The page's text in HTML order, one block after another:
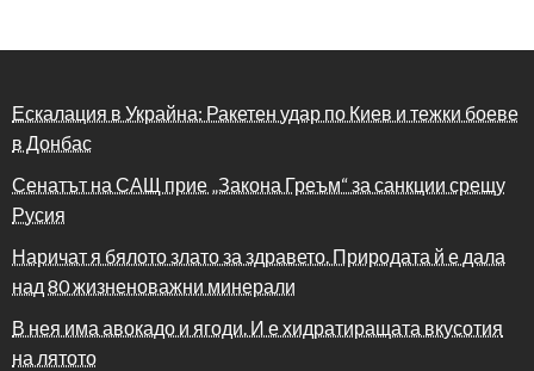
Ескалация в Украйна: Ракетен удар по Киев и тежки боеве
в Донбас
Сенатът на САЩ прие „Закона Греъм“ за санкции срещу
Русия
Наричат я бялото злато за здравето. Природата й е дала
над 80 жизненоважни минерали
В нея има авокадо и ягоди. И е хидратиращата вкусотия
на лятото